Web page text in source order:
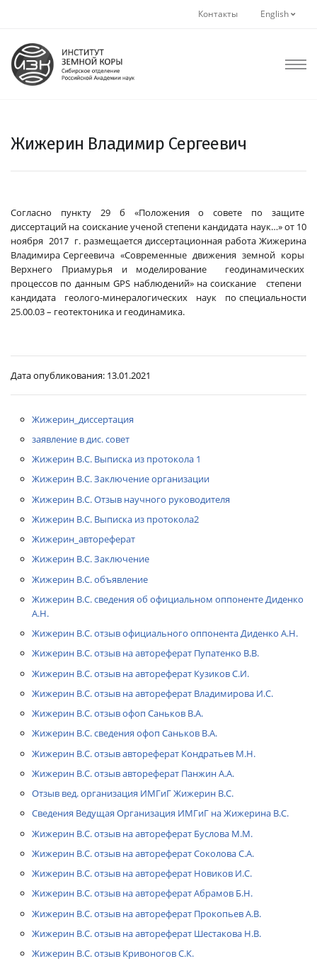
Контакты English
Жижерин Владимир Сергеевич
Жижерин_диссертация
заявление в дис. совет
Жижерин В.С. Выписка из протокола 1
Жижерин В.С. Заключение организации
Жижерин В.С. Отзыв научного руководителя
Жижерин В.С. Выписка из протокола2
Жижерин_автореферат
Жижерин В.С. Заключение
Жижерин В.С. объявление
Жижерин В.С. сведения об официальном оппоненте Диденко
А.Н.
Жижерин В.С. отзыв официального оппонента Диденко А.Н.
Жижерин В.С. отзыв на автореферат Пупатенко В.В.
Жижерин В.С. отзыв на автореферат Кузиков С.И.
Жижерин В.С. отзыв на автореферат Владимирова И.С.
Жижерин В.С. отзыв офоп Саньков В.А.
Жижерин В.С. сведения офоп Саньков В.А.
Жижерин В.С. отзыв автореферат Кондратьев М.Н.
Жижерин В.С. отзыв автореферат Панжин А.А.
Отзыв вед. организация ИМГиГ Жижерин В.С.
Сведения Ведущая Организация ИМГиГ на Жижерина В.С.
Жижерин В.С. отзыв на автореферат Буслова М.М.
Жижерин В.С. отзыв на автореферат Соколова С.А.
Жижерин В.С. отзыв на автореферат Новиков И.С.
Жижерин В.С. отзыв на автореферат Абрамов Б.Н.
Жижерин В.С. отзыв на автореферат Прокопьев А.В.
Жижерин В.С. отзыв на автореферат Шестакова Н.В.
Жижерин В.С. отзыв Кривоногов С.К.
Согласно пункту 29 б «Положения о совете по защите
диссертаций на соискание ученой степени кандидата наук…» от 10
ноября 2017 г. размещается диссертационная работа Жижерина
Владимира Сергеевича «Современные движения земной коры
Верхнего Приамурья и моделирование геодинамических
процессов по данным GPS наблюдений» на соискание степени
кандидата геолого-минералогических наук по специальности
25.00.03 – геотектоника и геодинамика.
Дата опубликования: 13.01.2021